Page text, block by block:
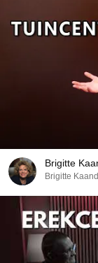
Brigitte
Brigitte